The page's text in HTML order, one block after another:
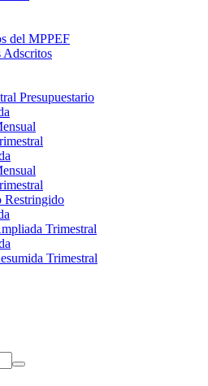
del MPPEF
Adscritos
Presupuestario
Restringido
Trimestral
Trimestral